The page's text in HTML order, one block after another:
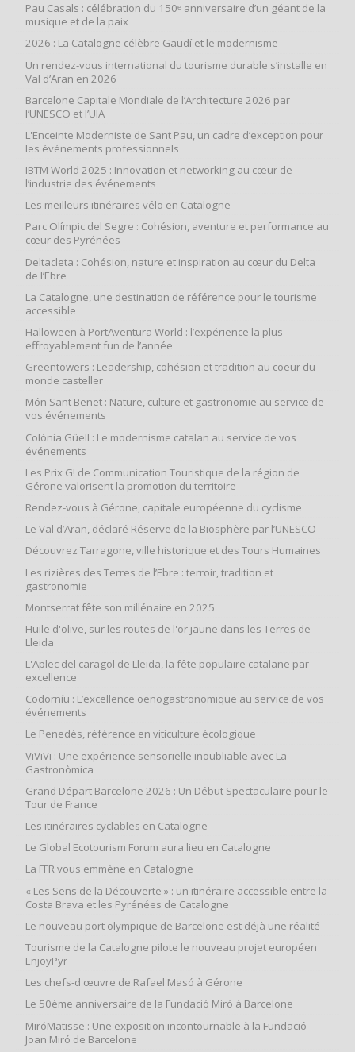
Pau Casals : célébration du 150ᵉ anniversaire d’un géant de la
musique et de la paix
2026 : La Catalogne célèbre Gaudí et le modernisme
Un rendez-vous international du tourisme durable s’installe en
Val d’Aran en 2026
Barcelone Capitale Mondiale de l’Architecture 2026 par
l’UNESCO et l’UIA
L'Enceinte Moderniste de Sant Pau, un cadre d’exception pour
les événements professionnels
IBTM World 2025 : Innovation et networking au cœur de
l’industrie des événements
Les meilleurs itinéraires vélo en Catalogne
Parc Olímpic del Segre : Cohésion, aventure et performance au
cœur des Pyrénées
Deltacleta : Cohésion, nature et inspiration au cœur du Delta
de l’Ebre
La Catalogne, une destination de référence pour le tourisme
accessible
Halloween à PortAventura World : l’expérience la plus
effroyablement fun de l’année
Greentowers : Leadership, cohésion et tradition au coeur du
monde casteller
Món Sant Benet : Nature, culture et gastronomie au service de
vos événements
Colònia Güell : Le modernisme catalan au service de vos
événements
Les Prix G! de Communication Touristique de la région de
Gérone valorisent la promotion du territoire
Rendez-vous à Gérone, capitale européenne du cyclisme
Le Val d’Aran, déclaré Réserve de la Biosphère par l’UNESCO
Découvrez Tarragone, ville historique et des Tours Humaines
Les rizières des Terres de l’Ebre : terroir, tradition et
gastronomie
Montserrat fête son millénaire en 2025
Huile d'olive, sur les routes de l'or jaune dans les Terres de
Lleida
L'Aplec del caragol de Lleida, la fête populaire catalane par
excellence
Codorníu : L’excellence oenogastronomique au service de vos
événements
Le Penedès, référence en viticulture écologique
ViViVi : Une expérience sensorielle inoubliable avec La
Gastronòmica
Grand Départ Barcelone 2026 : Un Début Spectaculaire pour le
Tour de France
Les itinéraires cyclables en Catalogne
Le Global Ecotourism Forum aura lieu en Catalogne
La FFR vous emmène en Catalogne
« Les Sens de la Découverte » : un itinéraire accessible entre la
Costa Brava et les Pyrénées de Catalogne
Le nouveau port olympique de Barcelone est déjà une réalité
Tourisme de la Catalogne pilote le nouveau projet européen
EnjoyPyr
Les chefs-d'œuvre de Rafael Masó à Gérone
Le 50ème anniversaire de la Fundació Miró à Barcelone
MiróMatisse : Une exposition incontournable à la Fundació
Joan Miró de Barcelone